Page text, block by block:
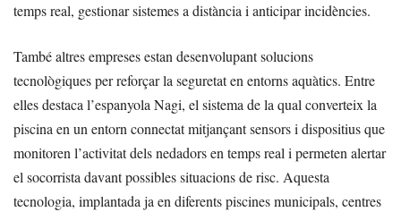
temps real, gestionar sistemes a distància i anticipar incidències.
També altres empreses estan desenvolupant solucions
tecnològiques per reforçar la seguretat en entorns aquàtics. Entre
elles destaca l’espanyola Nagi, el sistema de la qual converteix la
piscina en un entorn connectat mitjançant sensors i dispositius que
monitoren l’activitat dels nedadors en temps real i permeten alertar
el socorrista davant possibles situacions de risc. Aquesta
tecnologia, implantada ja en diferents piscines municipals, centres